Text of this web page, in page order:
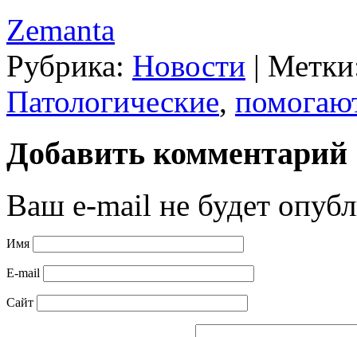
Zemanta
Рубрика: Новости |
Патологические,
Добавить комментарий
Ваш e-mail не будет
Имя
E-mail
Сайт